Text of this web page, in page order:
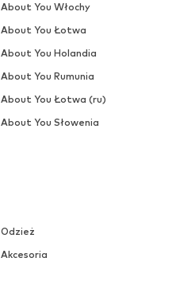
Odzież
Akcesoria
About You Włochy
About You Łotwa
About You Holandia
About You Rumunia
About You Łotwa (ru)
About You Słowenia